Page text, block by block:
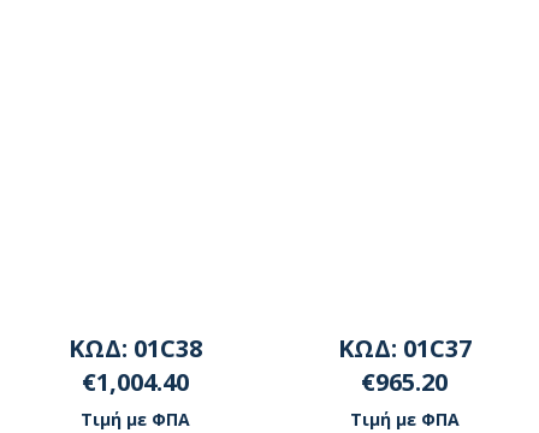
ΚΩΔ: 01C38
€1,004.40
Τιμή με ΦΠΑ
ΚΩΔ: 01C37
€965.20
Τιμή με ΦΠΑ